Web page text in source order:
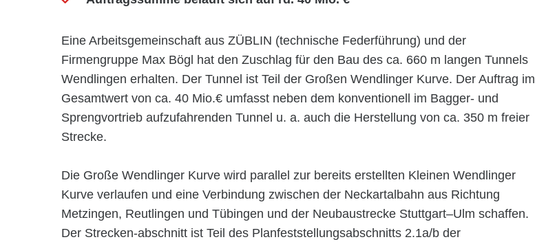
Eine Arbeitsgemeinschaft aus ZÜBLIN (technische Federführung) und der
Firmengruppe Max Bögl hat den Zuschlag für den Bau des ca. 660 m langen Tunnels
Wendlingen erhalten. Der Tunnel ist Teil der Großen Wendlinger Kurve. Der Auftrag im
Gesamtwert von ca. 40 Mio.€ umfasst neben dem konventionell im Bagger- und
Sprengvortrieb aufzufahrenden Tunnel u. a. auch die Herstellung von ca. 350 m freier
Strecke.
Die Große Wendlinger Kurve wird parallel zur bereits erstellten Kleinen Wendlinger
Kurve verlaufen und eine Verbindung zwischen der Neckartalbahn aus Richtung
Metzingen, Reutlingen und Tübingen und der Neubaustrecke Stuttgart–Ulm schaffen.
Der Strecken-abschnitt ist Teil des Planfeststellungsabschnitts 2.1a/b der